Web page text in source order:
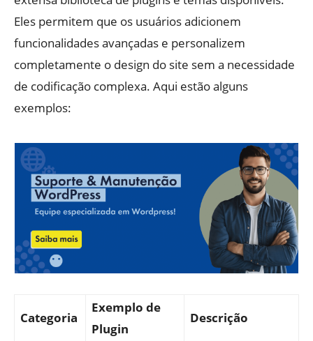
Eles permitem que os usuários adicionem
funcionalidades avançadas e personalizem
completamente o design do site sem a necessidade
de codificação complexa. Aqui estão alguns
exemplos:
Categoria
Exemplo de
Plugin
Descrição